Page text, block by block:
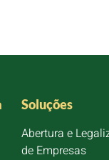
Soluções
Abertura e
de Empresas